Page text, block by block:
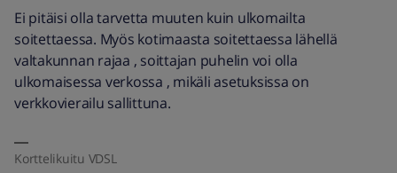
Ei pitäisi olla tarvetta muuten kuin ulkomailta
soitettaessa. Myös kotimaasta soitettaessa lähellä
valtakunnan rajaa , soittajan puhelin voi olla
ulkomaisessa verkossa , mikäli asetuksissa on
verkkovierailu sallittuna.
Korttelikuitu VDSL